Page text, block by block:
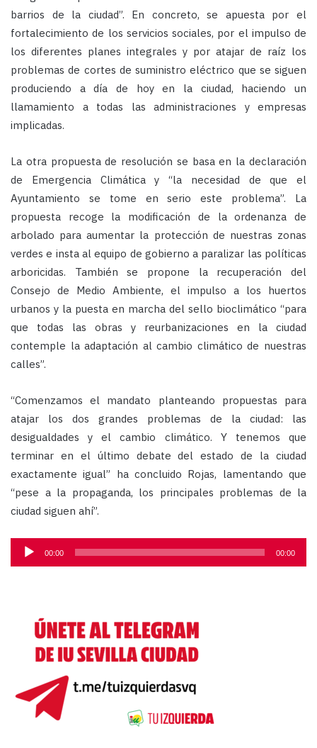
barrios de la ciudad”. En concreto, se apuesta por el
fortalecimiento de los servicios sociales, por el impulso de
los diferentes planes integrales y por atajar de raíz los
problemas de cortes de suministro eléctrico que se siguen
produciendo a día de hoy en la ciudad, haciendo un
llamamiento a todas las administraciones y empresas
implicadas.
La otra propuesta de resolución se basa en la declaración
de Emergencia Climática y “la necesidad de que el
Ayuntamiento se tome en serio este problema”. La
propuesta recoge la modificación de la ordenanza de
arbolado para aumentar la protección de nuestras zonas
verdes e insta al equipo de gobierno a paralizar las políticas
arboricidas. También se propone la recuperación del
Consejo de Medio Ambiente, el impulso a los huertos
urbanos y la puesta en marcha del sello bioclimático “para
que todas las obras y reurbanizaciones en la ciudad
contemple la adaptación al cambio climático de nuestras
calles”.
“Comenzamos el mandato planteando propuestas para
atajar los dos grandes problemas de la ciudad: las
desigualdades y el cambio climático. Y tenemos que
terminar en el último debate del estado de la ciudad
exactamente igual” ha concluido Rojas, lamentando que
“pese a la propaganda, los principales problemas de la
ciudad siguen ahí”.
Reproductor
de
00:00 00:00